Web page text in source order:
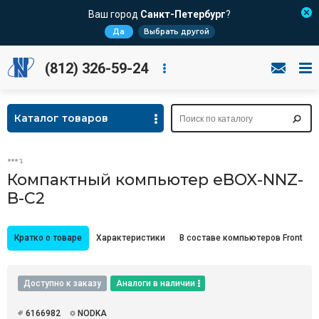
Ваш город Санкт-Петербург?
Да Выбрать другой
(812) 326-59-24
Каталог товаров
Компактный компьютер eBOX-NNZ-
B-C2
Кратко о товаре Характеристики В составе компьютеров Front
Доступно к заказу Аналоги в наличии
6166982 NODKA